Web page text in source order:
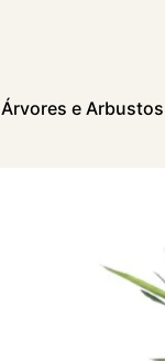
Árvores e Arbustos